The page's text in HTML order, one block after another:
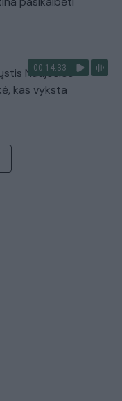
00:14:33
Naujosios
kas vyksta